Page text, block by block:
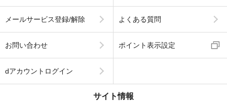
メールサービス登録/解除 よくある質問
お問い合わせ ポイント表示設定
dアカウントログイン
サイト情報